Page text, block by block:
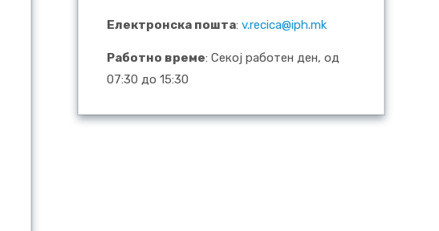
Електронска пошта:v.recica@iph.mk
Работно време: Секој работен ден, од
07:30 до 15:30